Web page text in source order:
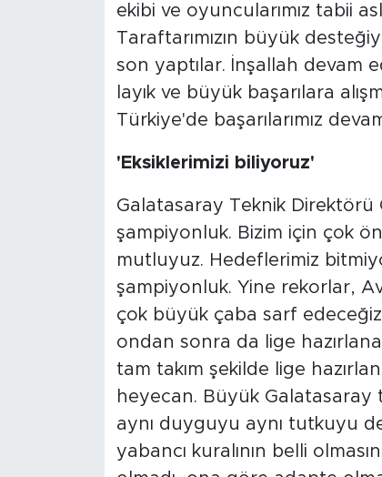
ekibi ve oyuncularımız tabii
Taraftarımızın büyük
son yaptılar. İnşallah devam
layık ve büyük başarılara
Türkiye'de başarılarımız
'Eksiklerimizi biliyoruz'
Galatasaray Teknik
şampiyonluk. Bizim için çok
mutluyuz. Hedeflerimiz
şampiyonluk. Yine rekorlar,
çok büyük çaba sarf
ondan sonra da lige
tam takım şekilde lige
heyecan. Büyük Galatasaray
aynı duyguyu aynı tutkuyu
yabancı kuralının belli